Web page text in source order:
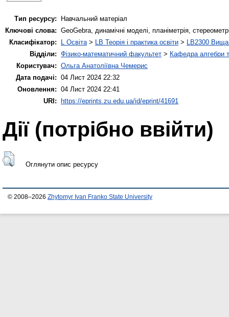
Тип ресурсу:
Навчальний матеріал
Ключові слова: GeoGebra, динамічні моделі, планіметрія,
Класифікатор:
L Освіта> LB Теорія і практика освіти > LB2300 Вища
Відділи: Фізико-математичний факультет > Кафедра алгебри
Користувач: Ольга Анатоліївна Чемерис
Дата подачі: 04 Лист 2024 22:32
Оновлення: 04 Лист 2024 22:41
URI:
https://eprints.zu.edu.ua/id/eprint/41691
Дії ​​(потрібно ввійти)
Оглянути опис ресурсу
© 2008–2026 Zhytomyr Ivan Franko State University